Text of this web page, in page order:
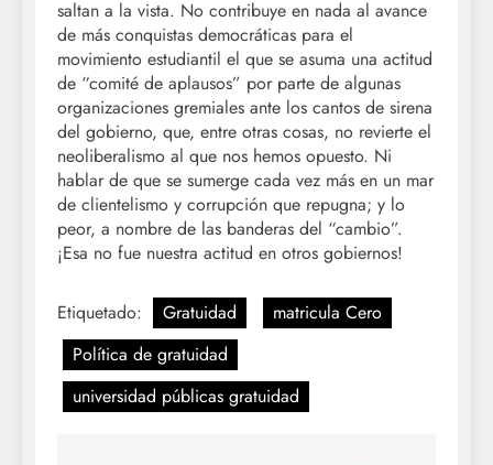
saltan a la vista. No contribuye en nada al avance
de más conquistas democráticas para el
movimiento estudiantil el que se asuma una actitud
de “comité de aplausos” por parte de algunas
organizaciones gremiales ante los cantos de sirena
del gobierno, que, entre otras cosas, no revierte el
neoliberalismo al que nos hemos opuesto. Ni
hablar de que se sumerge cada vez más en un mar
de clientelismo y corrupción que repugna; y lo
peor, a nombre de las banderas del “cambio”.
¡Esa no fue nuestra actitud en otros gobiernos!
Etiquetado: Gratuidad
matricula Cero
Política de gratuidad
universidad públicas gratuidad